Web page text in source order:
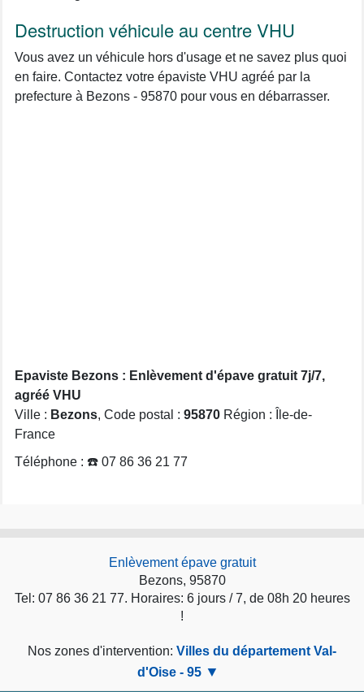
Destruction véhicule au centre VHU
Vous avez un véhicule hors d'usage et ne savez plus quoi
en faire. Contactez votre épaviste VHU agréé par la
prefecture à Bezons - 95870 pour vous en débarrasser.
Epaviste Bezons : Enlèvement d'épave gratuit 7j/7,
agréé VHU
Ville : Bezons, Code postal : 95870 Région : Île-de-
France
Téléphone : ☎️ 07 86 36 21 77
Enlèvement épave gratuit
Bezons, 95870
Tel: 07 86 36 21 77. Horaires: 6 jours / 7, de 08h 20 heures
!
Nos zones d'intervention: Villes du département Val-
d'Oise - 95